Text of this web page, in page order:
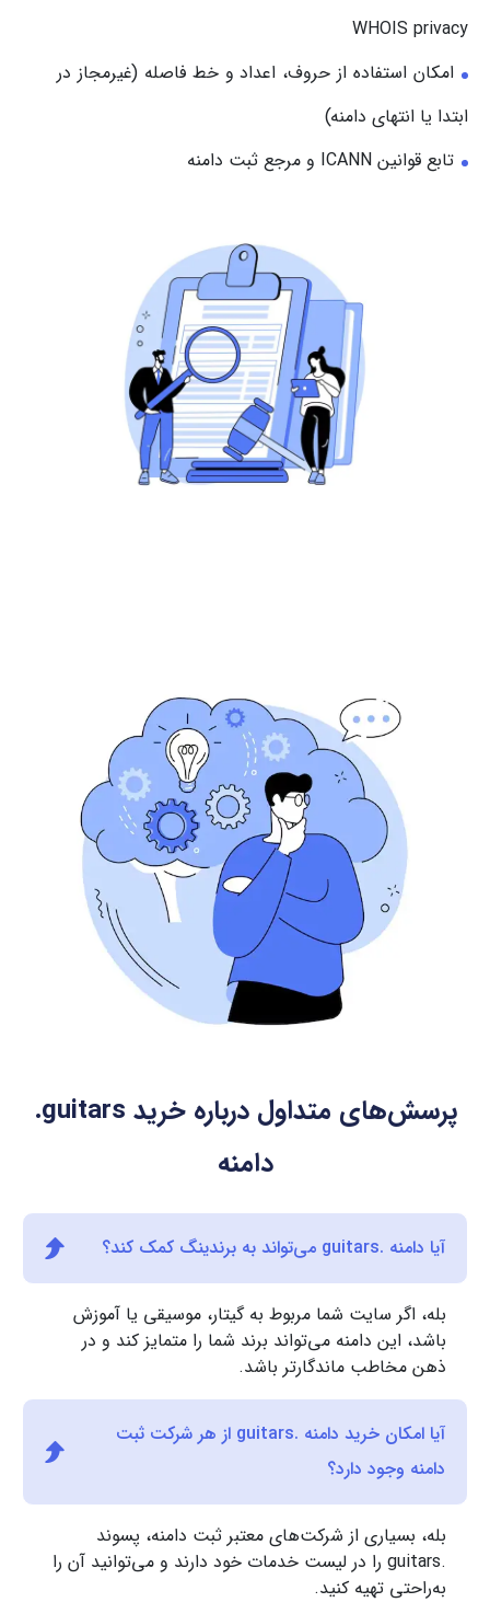
WHOIS privacy
امکان استفاده از حروف، اعداد و خط فاصله (غیرمجاز در
ابتدا یا انتهای دامنه)
تابع قوانین ICANN و مرجع ثبت دامنه
.guitars
دامنه
آیا دامنه .guitars می‌تواند به برندینگ کمک کند؟
بله، اگر سایت شما مربوط به گیتار، موسیقی یا آموزش
باشد، این دامنه می‌تواند برند شما را متمایز کند و در
ذهن مخاطب ماندگارتر باشد.
آیا امکان خرید دامنه .guitars از هر شرکت ثبت
دامنه وجود دارد؟
بله، بسیاری از شرکت‌های معتبر ثبت دامنه، پسوند
.guitars را در لیست خدمات خود دارند و می‌توانید آن را
به‌راحتی تهیه کنید.